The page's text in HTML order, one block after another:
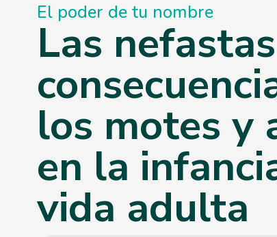
El poder de tu nombre
Las nefastas
los motes y
en la
vida adulta